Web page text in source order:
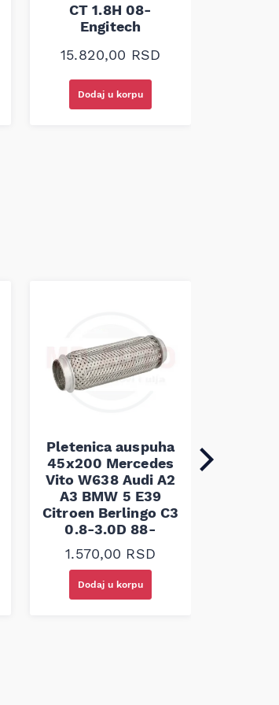
CT 1.8H 08-
Engitech
15.820,00 RSD
Dodaj u korpu
Pletenica auspuha
45x200 Mercedes
Vito W638 Audi A2
A3 BMW 5 E39
Citroen Berlingo C3
0.8-3.0D 88-
1.570,00 RSD
Dodaj u korpu